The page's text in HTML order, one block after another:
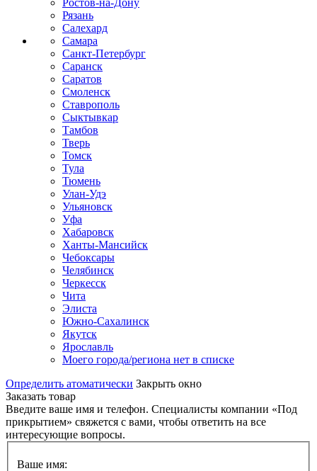
Ростов-на-Дону
Рязань
Салехард
Самара
Санкт-Петербург
Саранск
Саратов
Смоленск
Ставрополь
Сыктывкар
Тамбов
Тверь
Томск
Тула
Тюмень
Улан-Удэ
Ульяновск
Уфа
Хабаровск
Ханты-Мансийск
Чебоксары
Челябинск
Черкесск
Чита
Элиста
Южно-Сахалинск
Якутск
Ярославль
Моего города/региона нет в списке
Определить атоматически Закрыть окно
Заказать товар
Введите ваше имя и телефон. Специалисты компании «Под
прикрытием» свяжется с вами, чтобы ответить на все
интересующие вопросы.
Ваше имя: